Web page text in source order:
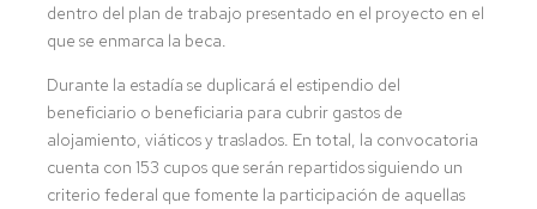
dentro del plan de trabajo presentado en el proyecto en el
que se enmarca la beca.
Durante la estadía se duplicará el estipendio del
beneficiario o beneficiaria para cubrir gastos de
alojamiento, viáticos y traslados. En total, la convocatoria
cuenta con 153 cupos que serán repartidos siguiendo un
criterio federal que fomente la participación de aquellas